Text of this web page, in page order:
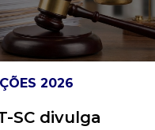
envia quatro